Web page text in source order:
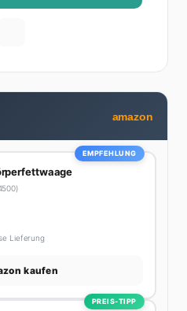
genau, was Frauen an
Interior-Tipps basieren
Wohnung wurde schon
Blogs gefeatured.
amazon
EMPFEHLUNG
Lieferung
kaufen
PREIS-TIPP